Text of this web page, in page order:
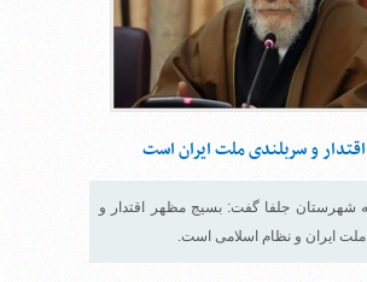
و سربلندی ملت ایران است
شهرستان جلفا گفت: بسیج مظهر اقتدار و
ایران و نظام اسلامی است.